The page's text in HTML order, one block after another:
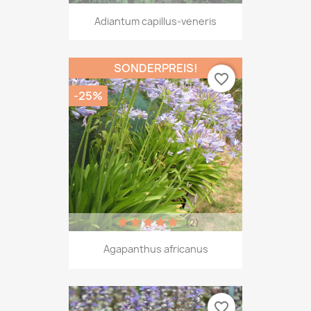
Adiantum capillus-veneris
Agapanthus africanus
(2)
SONDERPREIS!
-25%
favorite_border
favorite_border